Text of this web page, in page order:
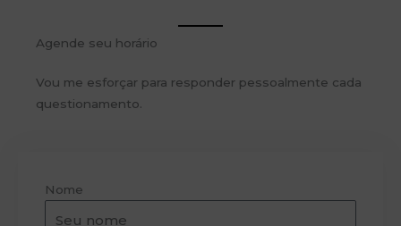
Agende seu horário
Vou me esforçar para responder pessoalmente cada
questionamento.
Nome